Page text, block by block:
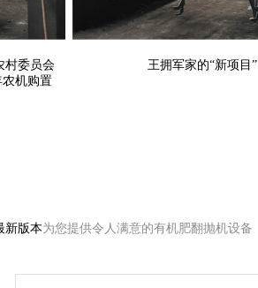
村委员会
农机购置
王拥军家的“新项目”
新版本为您提供令人满意的有机肥翻抛机设备